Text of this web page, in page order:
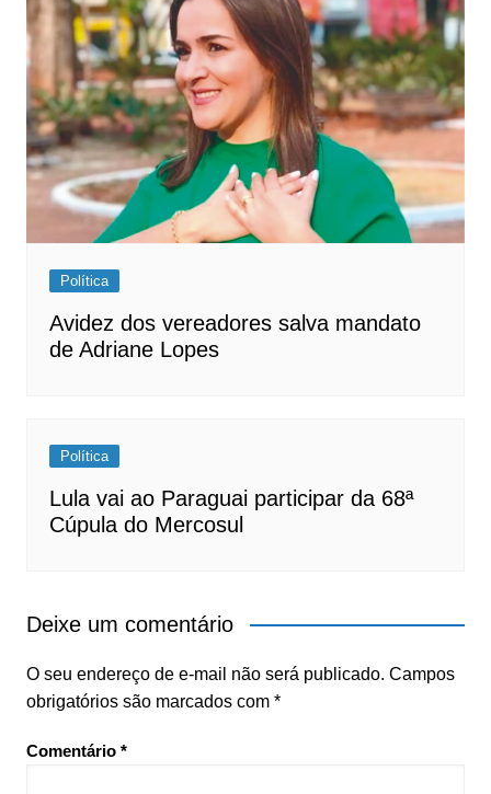
Política
Avidez dos vereadores salva mandato
de Adriane Lopes
Política
Lula vai ao Paraguai participar da 68ª
Cúpula do Mercosul
Deixe um comentário
O seu endereço de e-mail não será publicado. Campos
obrigatórios são marcados com *
Comentário *